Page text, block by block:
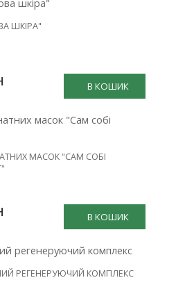
ШКІРА"
В КОШИК
МАСОК "САМ СОБІ
В КОШИК
РЕГЕНЕРУЮЧИЙ КОМПЛЕКС